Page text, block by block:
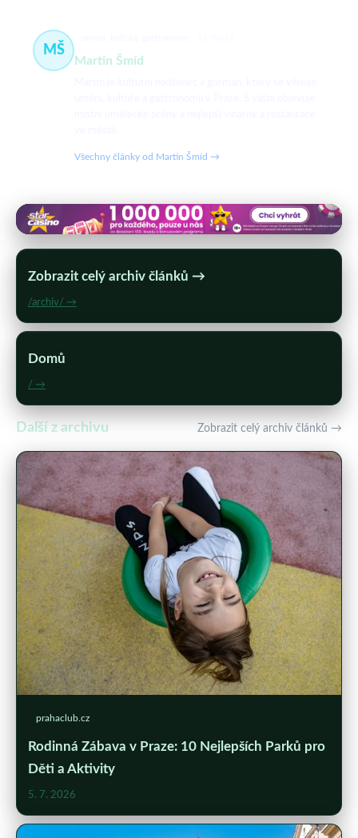
MŠ
Martin Šmíd
Všechny články od Martin Šmíd →
Zobrazit celý archiv článků →
/archiv/ →
Domů
/ →
Další z archivu Zobrazit celý archiv článků →
prahaclub.cz
Rodinná Zábava v Praze: 10 Nejlepších Parků pro
Děti a Aktivity
5. 7. 2026